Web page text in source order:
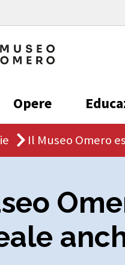
Opere
Il Museo Omero